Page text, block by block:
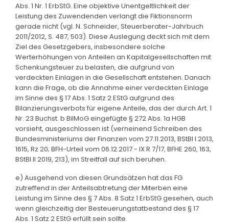
Abs. 1 Nr. 1 ErbStG. Eine objektive Unentgeltlichkeit der
Leistung des Zuwendenden verlangt die Fiktionsnorm
gerade nicht (vgl. N. Schneider, Steuerberater-Jahrbuch
2011/2012, S. 487, 503). Diese Auslegung deckt sich mit dem
Ziel des Gesetzgebers, insbesondere solche
Werterhöhungen von Anteilen an Kapitalgesellschaften mit
Schenkungsteuer zu belasten, die aufgrund von
verdeckten Einlagen in die Gesellschaft entstehen. Danach
kann die Frage, ob die Annahme einer verdeckten Einlage
im Sinne des § 17 Abs. 1 Satz 2 EStG aufgrund des
Bilanzierungsverbots für eigene Anteile, das der durch Art. 1
Nr. 23 Buchst. b BilMoG eingefügte § 272 Abs. 1a HGB
vorsieht, ausgeschlossen ist (verneinend Schreiben des
Bundesministeriums der Finanzen vom 27.11.2013, BStBl I 2013,
1615, Rz 20; BFH-Urteil vom 06.12.2017 - IX R 7/17, BFHE 260, 163,
BStBl II 2019, 213), im Streitfall auf sich beruhen.
e) Ausgehend von diesen Grundsätzen hat das FG
zutreffend in der Anteilsabtretung der Miterben eine
Leistung im Sinne des § 7 Abs. 8 Satz 1 ErbStG gesehen, auch
wenn gleichzeitig der Besteuerungstatbestand des § 17
Abs. 1 Satz 2 EStG erfüllt sein sollte.